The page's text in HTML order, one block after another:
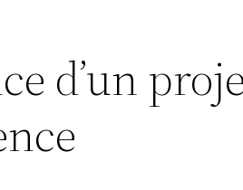
d’un